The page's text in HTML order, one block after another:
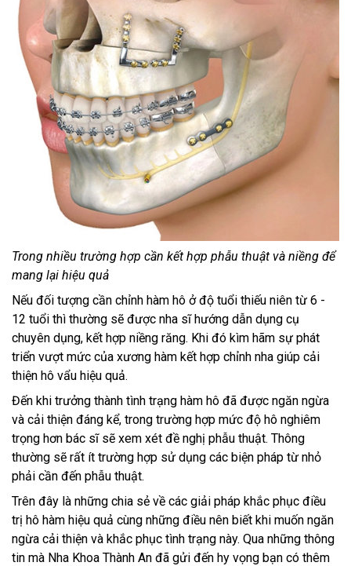
Trong nhiều trường hợp cần kết hợp phẫu thuật và niềng để
mang lại hiệu quả
Nếu đối tượng cần chỉnh hàm hô ở độ tuổi thiếu niên từ 6 -
12 tuổi thì thường sẽ được nha sĩ hướng dẫn dụng cụ
chuyên dụng, kết hợp niềng răng. Khi đó kìm hãm sự phát
triển vượt mức của xương hàm kết hợp chỉnh nha giúp cải
thiện hô vẩu hiệu quả.
Đến khi trưởng thành tình trạng hàm hô đã được ngăn ngừa
và cải thiện đáng kể, trong trường hợp mức độ hô nghiêm
trọng hơn bác sĩ sẽ xem xét đề nghị phẫu thuật. Thông
thường sẽ rất ít trường hợp sử dụng các biện pháp từ nhỏ
phải cần đến phẫu thuật.
Trên đây là những chia sẻ về các giải pháp khắc phục điều
trị hô hàm hiệu quả cùng những điều nên biết khi muốn ngăn
ngừa cải thiện và khắc phục tình trạng này. Qua những thông
tin mà Nha Khoa Thành An đã gửi đến hy vọng bạn có thêm